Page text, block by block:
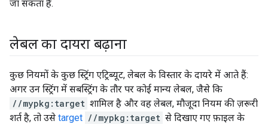
जा सकता है.
लेबल का दायरा बढ़ाना
कुछ नियमों के कुछ स्ट्रिंग एट्रिब्यूट, लेबल के विस्तार के दायरे में आते हैं:
अगर उन स्ट्रिंग में सबस्ट्रिंग के तौर पर कोई मान्य लेबल, जैसे कि
//mypkg:target शामिल है और वह लेबल, मौजूदा नियम की ज़रूरी
शर्त है, तो उसे target //mypkg:target से दिखाए गए फ़ाइल के